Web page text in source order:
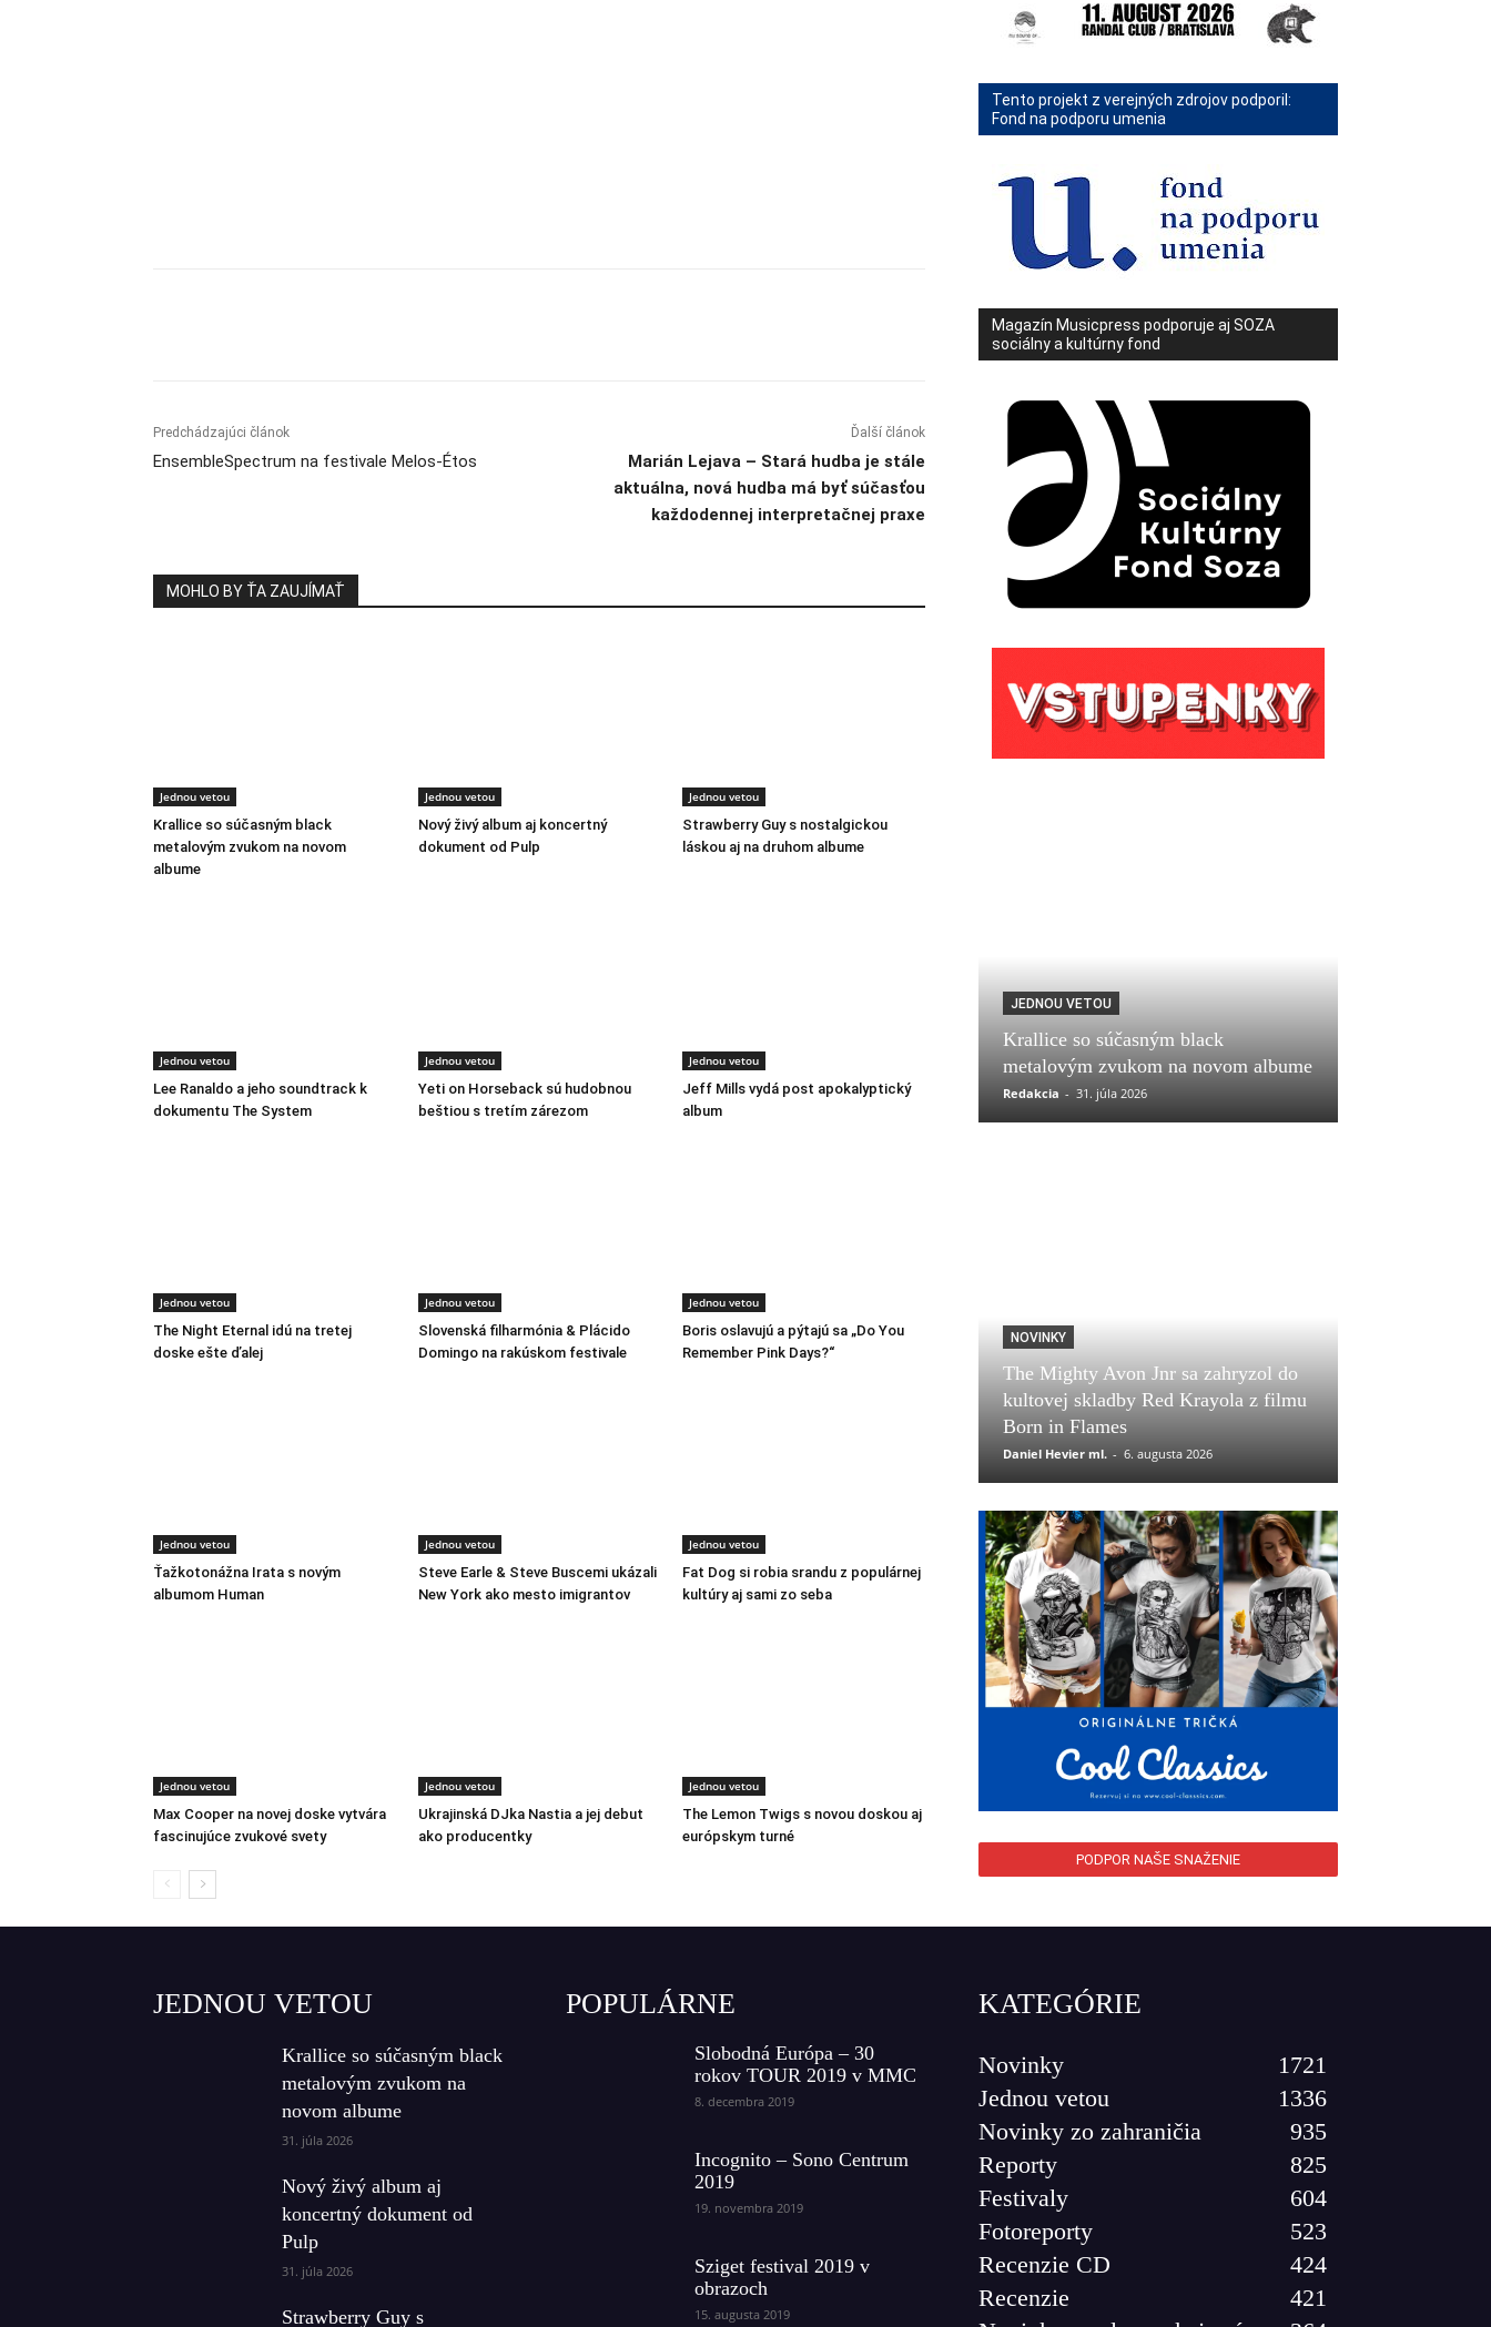
Predchádzajúci článok
EnsembleSpectrum na festivale Melos-Étos
Ďalší článok
Marián Lejava – Stará hudba je stále
aktuálna, nová hudba má byť súčasťou
každodennej interpretačnej praxe
MOHLO BY ŤA ZAUJÍMAŤ
Jednou vetou
Krallice so súčasným black
metalovým zvukom na novom
albume
Jednou vetou
Nový živý album aj koncertný
dokument od Pulp
Jednou vetou
Strawberry Guy s nostalgickou
láskou aj na druhom albume
Jednou vetou
Lee Ranaldo a jeho soundtrack k
dokumentu The System
Jednou vetou
Yeti on Horseback sú hudobnou
beštiou s tretím zárezom
Jednou vetou
Jeff Mills vydá post apokalyptický
album
Jednou vetou
The Night Eternal idú na tretej
doske ešte ďalej
Jednou vetou
Slovenská filharmónia & Plácido
Domingo na rakúskom festivale
Jednou vetou
Boris oslavujú a pýtajú sa „Do You
Remember Pink Days?“
Jednou vetou
Ťažkotonážna Irata s novým
albumom Human
Jednou vetou
Steve Earle & Steve Buscemi ukázali
New York ako mesto imigrantov
Jednou vetou
Fat Dog si robia srandu z populárnej
kultúry aj sami zo seba
Jednou vetou
Max Cooper na novej doske vytvára
fascinujúce zvukové svety
Jednou vetou
Ukrajinská DJka Nastia a jej debut
ako producentky
Jednou vetou
The Lemon Twigs s novou doskou aj
európskym turné
Tento projekt z verejných zdrojov podporil:
Fond na podporu umenia
Magazín Musicpress podporuje aj SOZA
sociálny a kultúrny fond
JEDNOU VETOU
Krallice so súčasným black
metalovým zvukom na novom albume
Redakcia - 31. júla 2026
NOVINKY
The Mighty Avon Jnr sa zahryzol do
kultovej skladby Red Krayola z filmu
Born in Flames
Daniel Hevier ml. - 6. augusta 2026
PODPOR NAŠE SNAŽENIE
JEDNOU VETOU
Krallice so súčasným black
metalovým zvukom na
novom albume
31. júla 2026
Nový živý album aj
koncertný dokument od
Pulp
31. júla 2026
Strawberry Guy s
POPULÁRNE
Slobodná Európa – 30
rokov TOUR 2019 v MMC
8. decembra 2019
Incognito – Sono Centrum
2019
19. novembra 2019
Sziget festival 2019 v
obrazoch
15. augusta 2019
KATEGÓRIE
Novinky
1721
Jednou vetou
1336
Novinky zo zahraničia
935
Reporty
825
Festivaly
604
Fotoreporty
523
Recenzie CD
424
Recenzie
421